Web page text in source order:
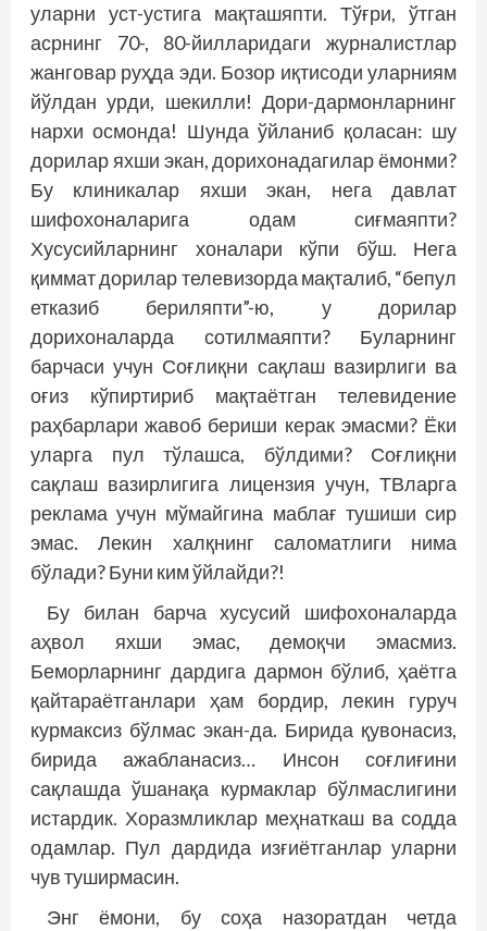
уларни уст-устига мақташяпти. Тўғри, ўтган
асрнинг 70-, 80-йилларидаги журналистлар
жанговар руҳда эди. Бозор иқтисоди уларниям
йўлдан урди, шекилли! Дори-дармонларнинг
нархи осмонда! Шунда ўйланиб қоласан: шу
дорилар яхши экан, дорихонадагилар ёмонми?
Бу клиникалар яхши экан, нега давлат
шифохоналарига одам сиғмаяпти?
Хусусийларнинг хоналари кўпи бўш. Нега
қиммат дорилар телевизорда мақталиб, “бепул
етказиб бериляпти”-ю, у дорилар
дорихоналарда сотилмаяпти? Буларнинг
барчаси учун Соғлиқни сақлаш вазирлиги ва
оғиз кўпиртириб мақтаётган телевидение
раҳбарлари жавоб бериши керак эмасми? Ёки
уларга пул тўлашса, бўлдими? Соғлиқни
сақлаш вазирлигига лицензия учун, ТВларга
реклама учун мўмайгина маблағ тушиши сир
эмас. Лекин халқнинг саломатлиги нима
бўлади? Буни ким ўйлайди?!
Бу билан барча хусусий шифохоналарда
аҳвол яхши эмас, демоқчи эмасмиз.
Беморларнинг дардига дармон бўлиб, ҳаётга
қайтараётганлари ҳам бордир, лекин гуруч
курмаксиз бўлмас экан-да. Бирида қувонасиз,
бирида ажабланасиз… Инсон соғлиғини
сақлашда ўшанақа курмаклар бўлмаслигини
истардик. Хоразмликлар меҳнаткаш ва содда
одамлар. Пул дардида изғиётганлар уларни
чув туширмасин.
Энг ёмони, бу соҳа назоратдан четда